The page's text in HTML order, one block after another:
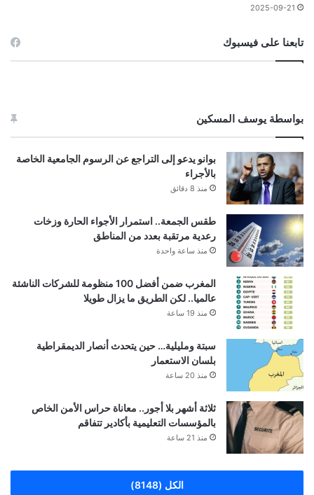
2025-09-21
تابعنا على فيسبوك
بواسطة يوسف المسكين
بوانو يدعو إلى التراجع عن الرسوم الجامعية الخاصة
بالأجراء
منذ 8 دقائق
طقس الجمعة.. استمرار الأجواء الحارة وزخات
رعدية مرتقبة بعدد من المناطق
منذ ساعة واحدة
المغرب ضمن أفضل 100 منظومة للشركات الناشئة
عالميا.. لكن الطريق ما يزال طويلا
منذ 19 ساعة
سبتة ومليلية… حين يتحدث أنصار الديمقراطية
بلسان الاستعمار
منذ 20 ساعة
ثلاثة أشهر بلا أجور.. معاناة حراس الأمن الخاص
بالمؤسسات التعليمية بأكادير تتفاقم
منذ 21 ساعة
الكل (8148)